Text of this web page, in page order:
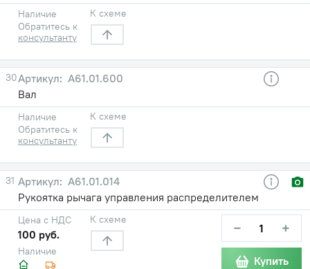
Наличие
Обратитесь к
консультанту
К схеме
30
А61.01.600
Вал
Наличие
Обратитесь к
консультанту
К схеме
31
А61.01.014
Рукоятка рычага управления распределителем
Наличие
Цена с НДС
100 руб.
К схеме − +
Купить